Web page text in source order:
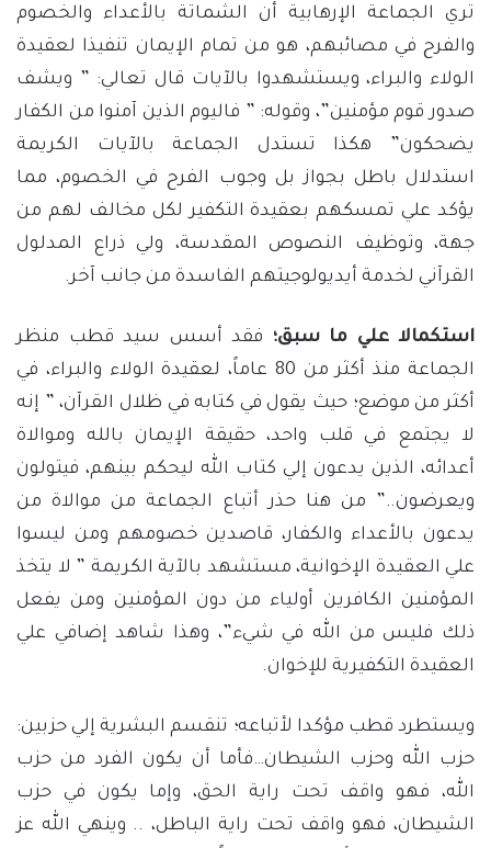
تري الجماعة الإرهابية أن الشماتة بالأعداء والخصوم
والفرح في مصائبهم، هو من تمام الإيمان تنفيذا لعقيدة
الولاء والبراء، ويستشهدوا بالآيات قال تعالي: ” ويشف
صدور قوم مؤمنين”، وقوله: ” فاليوم الذين آمنوا من الكفار
يضحكون” هكذا تستدل الجماعة بالآيات الكريمة
استدلال باطل بجواز بل وجوب الفرح في الخصوم، مما
يؤكد علي تمسكهم بعقيدة التكفير لكل مخالف لهم من
جهة، وتوظيف النصوص المقدسة، ولي ذراع المدلول
القرآني لخدمة أيديولوجيتهم الفاسدة من جانب آخر.
استكمالا علي ما سبق؛ فقد أسس سيد قطب منظر
الجماعة منذ أكثر من 80 عاماً، لعقيدة الولاء والبراء، في
أكثر من موضع؛ حيث يقول في كتابه في ظلال القرآن، ” إنه
لا يجتمع في قلب واحد، حقيقة الإيمان بالله وموالاة
أعدائه، الذين يدعون إلي كتاب الله ليحكم بينهم، فيتولون
ويعرضون..” من هنا حذر أتباع الجماعة من موالاة من
يدعون بالأعداء والكفار، قاصدين خصومهم ومن ليسوا
علي العقيدة الإخوانية، مستشهد بالآية الكريمة ” لا يتخذ
المؤمنين الكافرين أولياء من دون المؤمنين ومن يفعل
ذلك فليس من الله في شيء”، وهذا شاهد إضافي علي
العقيدة التكفيرية للإخوان.
ويستطرد قطب مؤكدا لأتباعه؛ تنقسم البشرية إلي حزبين:
حزب الله وحزب الشيطان…فأما أن يكون الفرد من حزب
الله، فهو واقف تحت راية الحق، وإما يكون في حزب
الشيطان، فهو واقف تحت راية الباطل، .. وينهي الله عز